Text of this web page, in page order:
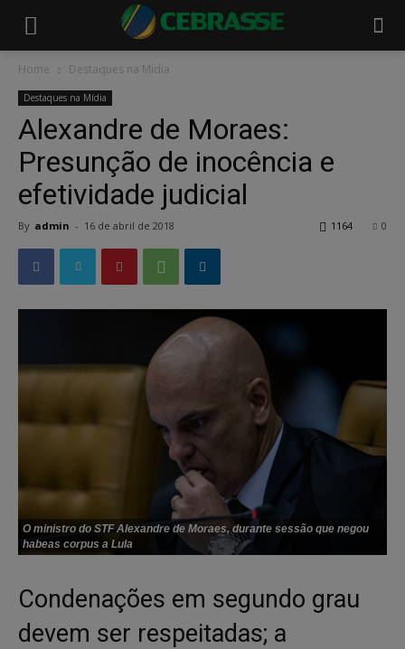
Home Destaques na Mídia
Destaques na Mídia
Alexandre de Moraes:
Presunção de inocência e
efetividade judicial
By admin - 16 de abril de 2018 0
1164
O ministro do STF Alexandre de Moraes, durante sessão que negou
habeas corpus a Lula
Condenações em segundo grau
devem ser respeitadas; a